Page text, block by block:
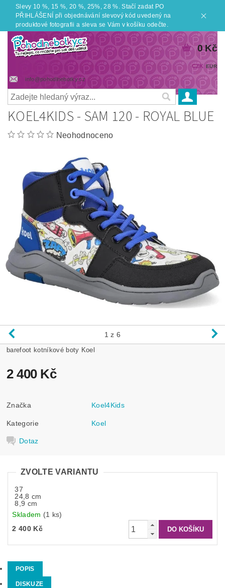
Slevy 10 %, 15 %, 20 %, 25%, 28 %. Stačí zadat PO
PŘIHLÁŠENÍ při objednávání slevový kód uvedený na
produktové fotografii a sleva se Vám v košíku odečte.
info@pohodlnebotky.cz
CZK EUR
0 Kč
KOEL4KIDS - SAM 120 - ROYAL BLUE
Neohodnoceno
1 z 6
barefoot kotníkové boty Koel
2 400 Kč
Značka Koel4Kids
Kategorie Koel
Dotaz
ZVOLTE VARIANTU
37
24,8 cm
8,9 cm
Skladem (1 ks)
2 400 Kč
POPIS
DISKUZE